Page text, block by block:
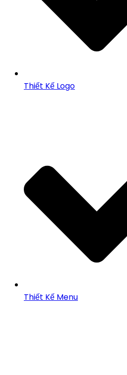
Thiết Kế Logo
Thiết Kế Menu